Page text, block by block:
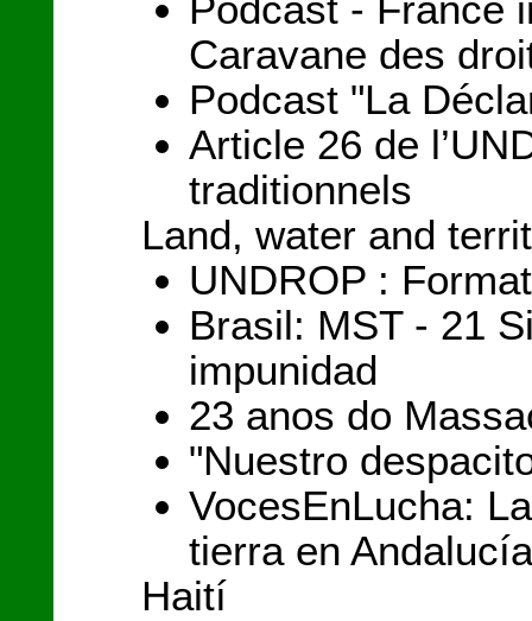
Podcast - France
Caravane des
Podcast "La
Article 26 de
traditionnels
Land, water and
UNDROP :
Brasil: MST - 21
impunidad
23 anos do
"Nuestro
VocesEnLucha:
tierra en Andalucía
Haití